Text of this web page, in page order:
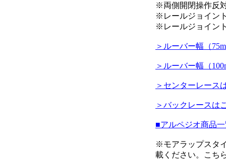
※両側開閉操作反
※レールジョイン
※レールジョイン
＞ルーバー幅（
＞ルーバー幅（
＞センターレース
＞バックレースは
■アルペジオ商品
※モアラップスタ
載ください。こち